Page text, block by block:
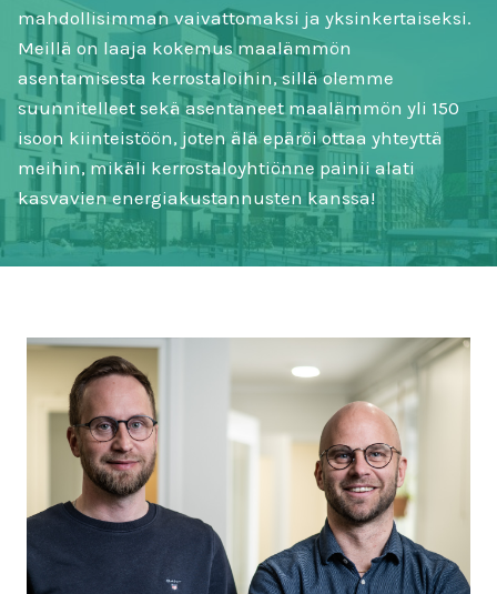
mahdollisimman vaivattomaksi ja yksinkertaiseksi.
Meillä on laaja kokemus maalämmön
asentamisesta kerrostaloihin, sillä olemme
suunnitelleet sekä asentaneet maalämmön yli 150
isoon kiinteistöön, joten älä epäröi ottaa yhteyttä
meihin, mikäli kerrostaloyhtiönne painii alati
kasvavien energiakustannusten kanssa!